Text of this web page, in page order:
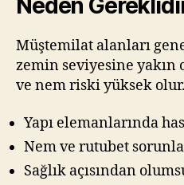
Neden
Müştemilat alanları
zemin seviyesine yakın
ve nem riski yüksek
Yapı elemanlarında
Nem ve rutubet
Sağlık açısından